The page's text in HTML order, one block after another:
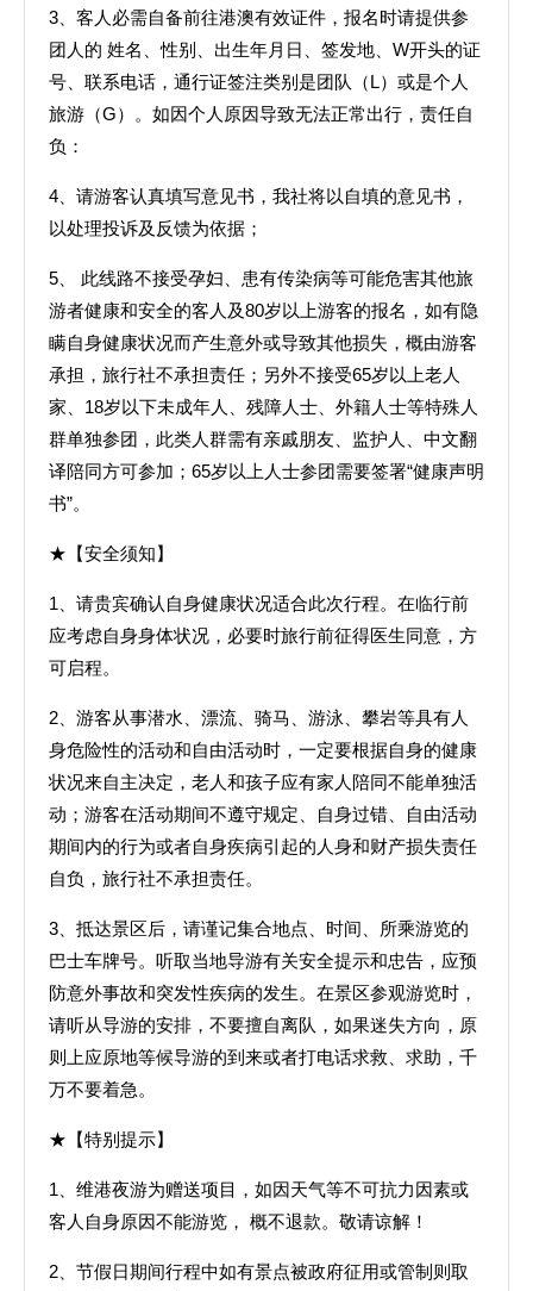
3、客人必需自备前往港澳有效证件，报名时请提供参
团人的 姓名、性别、出生年月日、签发地、W开头的证
号、联系电话，通行证签注类别是团队（L）或是个人
旅游（G）。如因个人原因导致无法正常出行，责任自
负：
4、请游客认真填写意见书，我社将以自填的意见书，
以处理投诉及反馈为依据；
5、 此线路不接受孕妇、患有传染病等可能危害其他旅
游者健康和安全的客人及80岁以上游客的报名，如有隐
瞒自身健康状况而产生意外或导致其他损失，概由游客
承担，旅行社不承担责任；另外不接受65岁以上老人
家、18岁以下未成年人、残障人士、外籍人士等特殊人
群单独参团，此类人群需有亲戚朋友、监护人、中文翻
译陪同方可参加；65岁以上人士参团需要签署“健康声明
书”。
★【安全须知】
1、请贵宾确认自身健康状况适合此次行程。在临行前
应考虑自身身体状况，必要时旅行前征得医生同意，方
可启程。
2、游客从事潜水、漂流、骑马、游泳、攀岩等具有人
身危险性的活动和自由活动时，一定要根据自身的健康
状况来自主决定，老人和孩子应有家人陪同不能单独活
动；游客在活动期间不遵守规定、自身过错、自由活动
期间内的行为或者自身疾病引起的人身和财产损失责任
自负，旅行社不承担责任。
3、抵达景区后，请谨记集合地点、时间、所乘游览的
巴士车牌号。听取当地导游有关安全提示和忠告，应预
防意外事故和突发性疾病的发生。在景区参观游览时，
请听从导游的安排，不要擅自离队，如果迷失方向，原
则上应原地等候导游的到来或者打电话求救、求助，千
万不要着急。
★【特别提示】
1、维港夜游为赠送项目，如因天气等不可抗力因素或
客人自身原因不能游览， 概不退款。敬请谅解！
2、节假日期间行程中如有景点被政府征用或管制则取